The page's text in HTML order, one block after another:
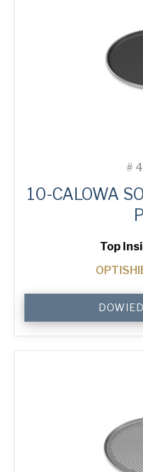
#
10-CALOWA
Top
Pizza
Tray
quantity